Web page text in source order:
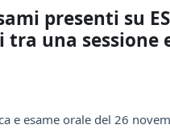
presenti su
una sessione
e esame orale del 26